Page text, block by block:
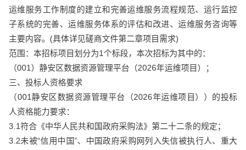
运维服务工作制度的建立和完善运维服务流程规范、运行监控
子系统的完善、运维服务体系的评估和改进、运维服务咨询等
主要内容。(具体详见磋商文件第二章项目需求)
范围：本招标项目划分为1个标段，本次招标为其中的：
（001）静安区数据资源管理平台（2026年运维项目）；
三、投标人资格要求
（001静安区数据资源管理平台（2026年运维项目））的投标
人资格能力要求：
3.1符合《中华人民共和国政府采购法》第二十二条的规定；
3.2未被“信用中国”、中国政府采购网列入失信被执行人、重大